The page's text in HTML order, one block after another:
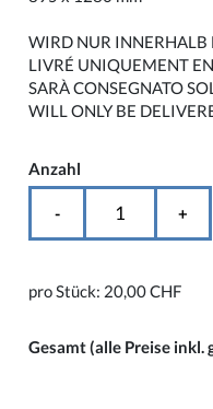
WIRD NUR INNERHALB
LIVRÉ UNIQUEMENT
SARÀ CONSEGNATO
WILL ONLY BE
Anzahl
- +
pro Stück: 20,00 CHF
Gesamt(alle Preise inkl.